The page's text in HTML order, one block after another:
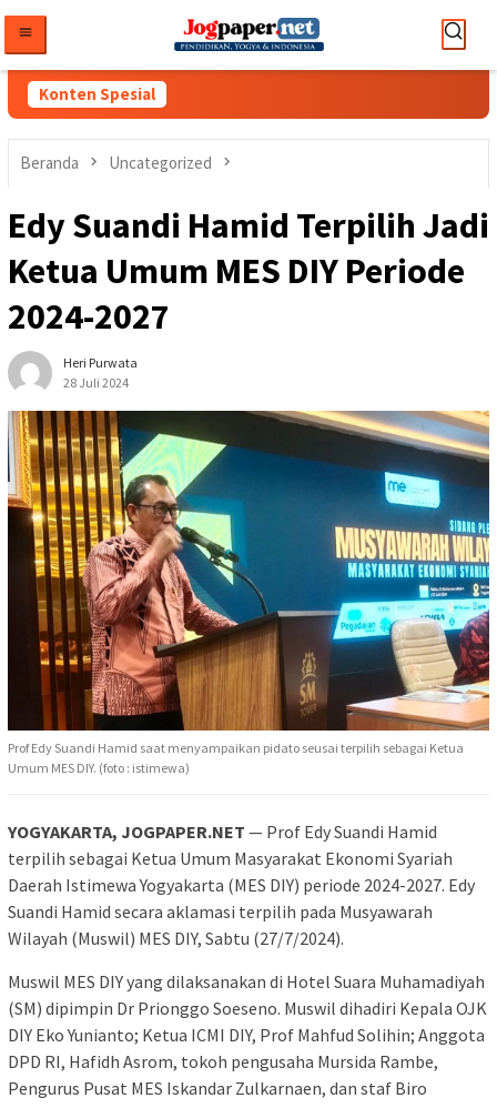
konten
Konten Spesial
Beranda Uncategorized
Edy Suandi Hamid Terpilih Jadi
Ketua Umum MES DIY Periode
2024-2027
Heri Purwata
28 Juli 2024
Prof Edy Suandi Hamid saat menyampaikan pidato seusai terpilih sebagai Ketua
Umum MES DIY. (foto : istimewa)
YOGYAKARTA, JOGPAPER.NET — Prof Edy Suandi Hamid
terpilih sebagai Ketua Umum Masyarakat Ekonomi Syariah
Daerah Istimewa Yogyakarta (MES DIY) periode 2024-2027. Edy
Suandi Hamid secara aklamasi terpilih pada Musyawarah
Wilayah (Muswil) MES DIY, Sabtu (27/7/2024).
Muswil MES DIY yang dilaksanakan di Hotel Suara Muhamadiyah
(SM) dipimpin Dr Prionggo Soeseno. Muswil dihadiri Kepala OJK
DIY Eko Yunianto; Ketua ICMI DIY, Prof Mahfud Solihin; Anggota
DPD RI, Hafidh Asrom, tokoh pengusaha Mursida Rambe,
Pengurus Pusat MES Iskandar Zulkarnaen, dan staf Biro